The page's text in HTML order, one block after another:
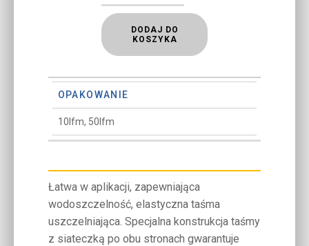
DODAJ DO
KOSZYKA
OPAKOWANIE
10lfm, 50lfm
Łatwa w aplikacji, zapewniająca
wodoszczelność, elastyczna taśma
uszczelniająca. Specjalna konstrukcja taśmy
z siateczką po obu stronach gwarantuje